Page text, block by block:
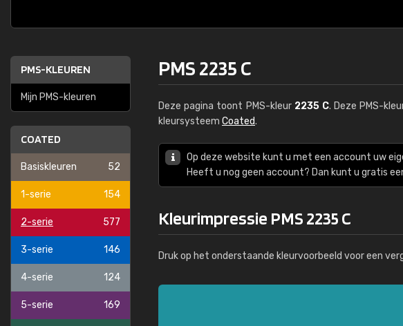
PMS-KLEUREN
Mijn PMS-kleuren
COATED
Basiskleuren 52
1-serie 154
2-serie 577
3-serie 146
4-serie 124
5-serie 169
PMS 2235 C
Deze pagina toont PMS-kleur 2235 C. Deze PMS-
kleursysteem Coated.
Op deze website kunt u met een account uw
Heeft u nog geen account? Dan kunt u gratis
Kleurimpressie PMS 2235 C
Druk op het onderstaande kleurvoorbeeld voor een